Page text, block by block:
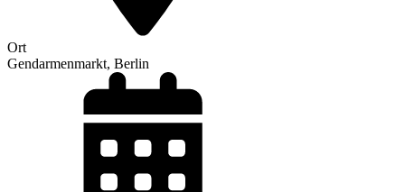
Ort
Gendarmenmarkt, Berlin